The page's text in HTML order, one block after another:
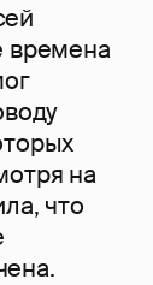
времена
на
что